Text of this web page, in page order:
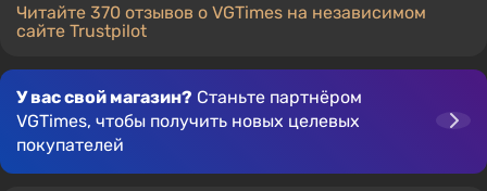
Читайте 370 отзывов о VGTimes на независимом
сайте Trustpilot
У вас свой магазин? Станьте партнёром
VGTimes, чтобы получить новых целевых
покупателей